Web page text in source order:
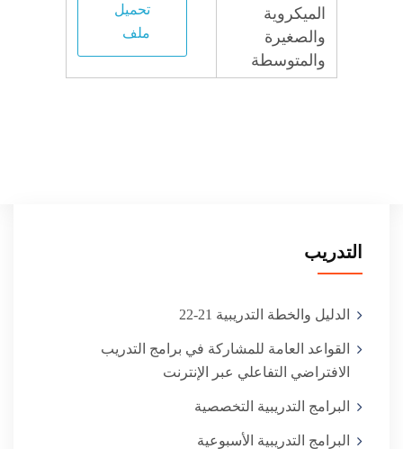
الميكروية
والصغيرة
والمتوسطة
تحميل
ملف
التدريب
الدليل والخطة التدريبية 21-22
القواعد العامة للمشاركة في برامج التدريب
البرامج التدريبية التخصصية
البرامج التدريبية الأسبوعية